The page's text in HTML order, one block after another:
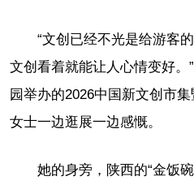
“文创已经不光是给游客
文创看着就能让人心情变好。
园举办的2026中国新文创市
女士一边逛展一边感慨。
她的身旁，陕西的“金饭